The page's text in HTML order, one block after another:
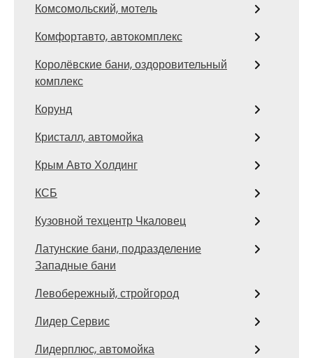
Комсомольский, мотель
Комфортавто, автокомплекс
Королёвские бани, оздоровительный
комплекс
Корунд
Кристалл, автомойка
Крым Авто Холдинг
КСБ
Кузовной техцентр Чкаловец
Латунские бани, подразделение
Западные бани
Левобережный, стройгород
Лидер Сервис
Лидерплюс, автомойка